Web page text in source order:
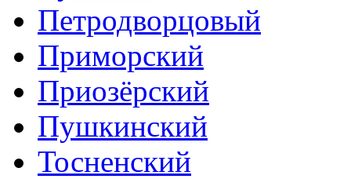
Петродворцовый
Приморский
Приозёрский
Пушкинский
Тосненский